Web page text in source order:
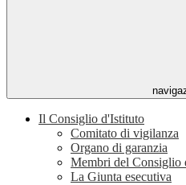
Il Consiglio d'Istituto
Comitato di vigilanza
Organo di garanzia
Membri del Consiglio
La Giunta esecutiva